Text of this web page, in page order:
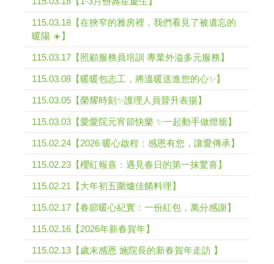
115.03.18【在狹窄的雅房裡，我們看見了被遺忘的
暖陽 ☀️】
115.03.17【照顧服務員培訓 專業外溢多元服務】
115.03.08【暖暖包志工，將溫暖送進您的心✨】
115.03.05【榮耀時刻✨護理人員晉升表揚】
115.03.03【愛愛院元宵節快樂 ✨一起動手做燈籠】
115.02.24【2026 暖心啟程：感恩有您，讓愛傳承】
115.02.23【櫻紅報喜：遇見春日的第一抹驚喜】
115.02.21【大年初五圍爐佳餚料理】
115.02.17【春節暖心紀實：一份紅包，萬分感謝】
115.02.16【2026年新春賀年】
115.02.13【歲末感恩 施院長的新春賀年走訪 】